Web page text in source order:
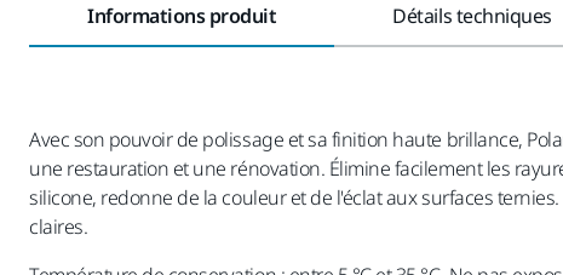
Informations produit Détails techniques
Avec son pouvoir de polissage et sa finition haute brillance,
une restauration et une rénovation. Élimine facilement les
silicone, redonne de la couleur et de l'éclat aux surfaces
claires.